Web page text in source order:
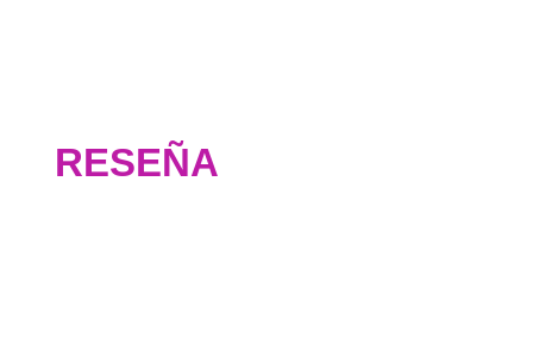
RESEÑA